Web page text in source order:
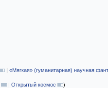
| «Мягкая» (гуманитарная) научная
| Открытый космос
)